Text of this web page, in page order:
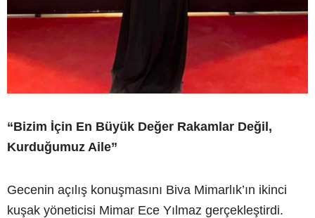
“Bizim İçin En Büyük Değer Rakamlar Değil,
Kurduğumuz Aile”
Gecenin açılış konuşmasını Biva Mimarlık’ın ikinci
kuşak yöneticisi Mimar Ece Yılmaz gerçekleştirdi.